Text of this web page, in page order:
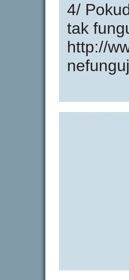
4/
tak
http://